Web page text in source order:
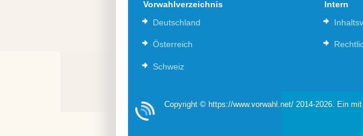
Vorwahlverzeichnis
Deutschland
Österreich
Schweiz
Intern
Copyright © https://www.vorwahl.net/ 2014-2026. Ein mit